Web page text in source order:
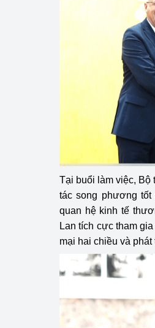
Tại buổi làm việc,
tác song phương
quan hệ kinh tế
Lan tích cực tham
mại hai chiều và